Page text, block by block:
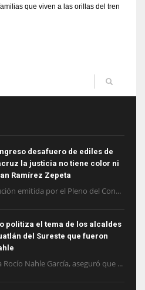
que viven a las orillas del tren
desafuero de ediles de
la justicia no tiene color ni
Ramírez Zepeta
emitida por el Pleno del Con...
politiza el tema de los alcaldes
del Sureste que fueron
Nahle García, aseguró que ...